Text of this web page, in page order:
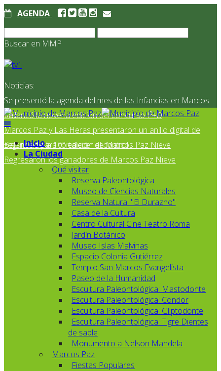
AGENDA
Buscar en MMP
Noticias:
Se presentó la agenda del mes de las Infancias en Marcos
Paz
Se lanzó la novena edición del concurso I²+D
Marcos Paz y Las Heras presentaron un anillo digital de
seguridad para fortalecer el control
Balance de la 10° edición de Marcos Paz Nieve
Regresaron los ganadores de Marcos Paz Nieve
Inicio
La Ciudad
Qué visitar
Reserva Paleontológica
Museo de Ciencias Naturales
Reserva Natural "El Durazno"
Casa de la Cultura
Centro Cultural Cine Teatro Roma
Jardín Botánico
Museo Islas Malvinas
Espacio Colonia Gutiérrez
Templo San Marcos Evangelista
Paseo de la Humanidad
Escultura Paleontológica: Mastodonte
Escultura Paleontológica: Condor
Escultura Paleontológica: Gliptodonte
Escultura Paleontológica: Tigre Dientes
de sable
Monumento a Nelson Mandela
Marcos Paz
Fiestas Populares